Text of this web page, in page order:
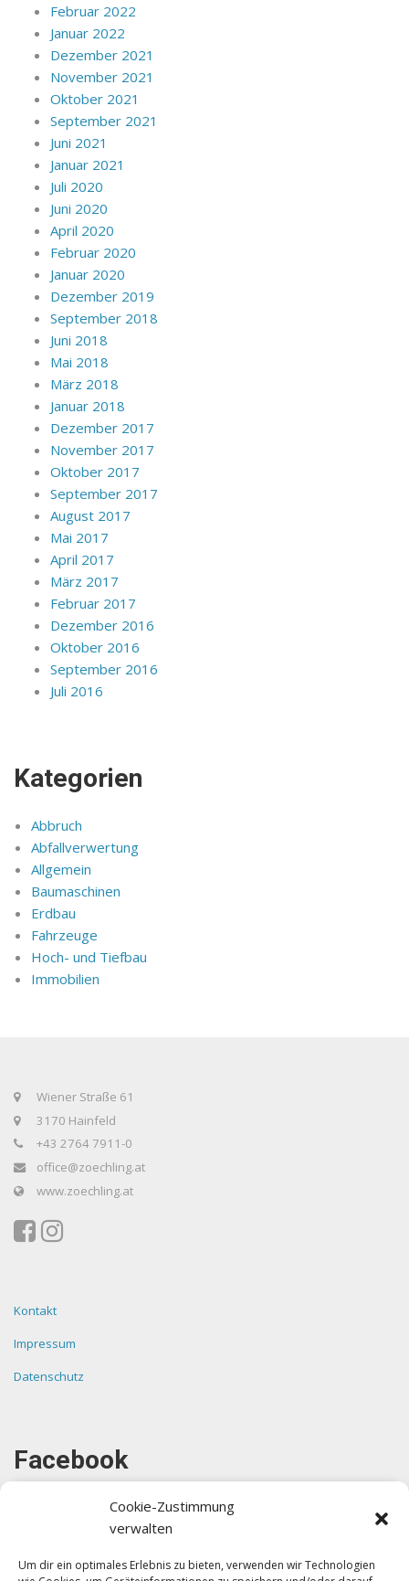
Cookie-Zustimmung
verwalten
Um dir ein optimales Erlebnis zu bieten, verwenden wir Technologien
Februar 2022
Januar 2022
Dezember 2021
November 2021
Oktober 2021
September 2021
Juni 2021
Januar 2021
Juli 2020
Juni 2020
April 2020
Februar 2020
Januar 2020
Dezember 2019
September 2018
Juni 2018
Mai 2018
März 2018
Januar 2018
Dezember 2017
November 2017
Oktober 2017
September 2017
August 2017
Mai 2017
April 2017
März 2017
Februar 2017
Dezember 2016
Oktober 2016
September 2016
Juli 2016
Kategorien
Abbruch
Abfallverwertung
Allgemein
Baumaschinen
Erdbau
Fahrzeuge
Hoch- und Tiefbau
Immobilien
Wiener Straße 61
3170 Hainfeld
+43 2764 7911-0
office@zoechling.at
www.zoechling.at
Kontakt
Impressum
Datenschutz
Facebook